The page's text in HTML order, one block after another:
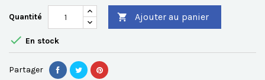
Quantité  Ajouter au panier
 En stock
Partager